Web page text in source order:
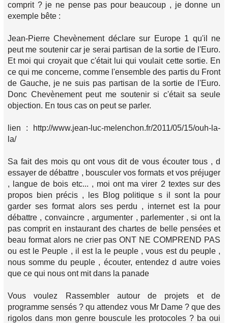
comprit ? je ne pense pas pour beaucoup , je donne un
exemple bête :
Jean-Pierre Chevènement déclare sur Europe 1 qu'il ne
peut me soutenir car je serai partisan de la sortie de l'Euro.
Et moi qui croyait que c'était lui qui voulait cette sortie. En
ce qui me concerne, comme l'ensemble des partis du Front
de Gauche, je ne suis pas partisan de la sortie de l'Euro.
Donc Chevènement peut me soutenir si c'était sa seule
objection. En tous cas on peut se parler.
lien : http://www.jean-luc-melenchon.fr/2011/05/15/ouh-la-
la/
Sa fait des mois qu ont vous dit de vous écouter tous , d
essayer de débattre , bousculer vos formats et vos préjuger
, langue de bois etc... , moi ont ma virer 2 textes sur des
propos bien précis , les Blog politique s il sont la pour
garder ses format alors ses perdu , internet est la pour
débattre , convaincre , argumenter , parlementer , si ont la
pas comprit en instaurant des chartes de belle pensées et
beau format alors ne crier pas ONT NE COMPREND PAS
ou est le Peuple , il est la le peuple , vous est du peuple ,
nous somme du peuple , écouter, entendez d autre voies
que ce qui nous ont mit dans la panade
Vous voulez Rassembler autour de projets et de
programme sensés ? qu attendez vous Mr Dame ? que des
rigolos dans mon genre bouscule les protocoles ? ba oui